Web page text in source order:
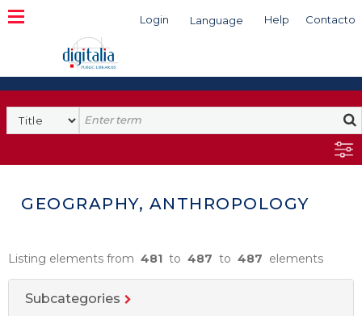
Login Language Help Contacto
Search
GEOGRAPHY, ANTHROPOLOGY
Listing elements from 481 to 487 to 487 elements
Subcategories